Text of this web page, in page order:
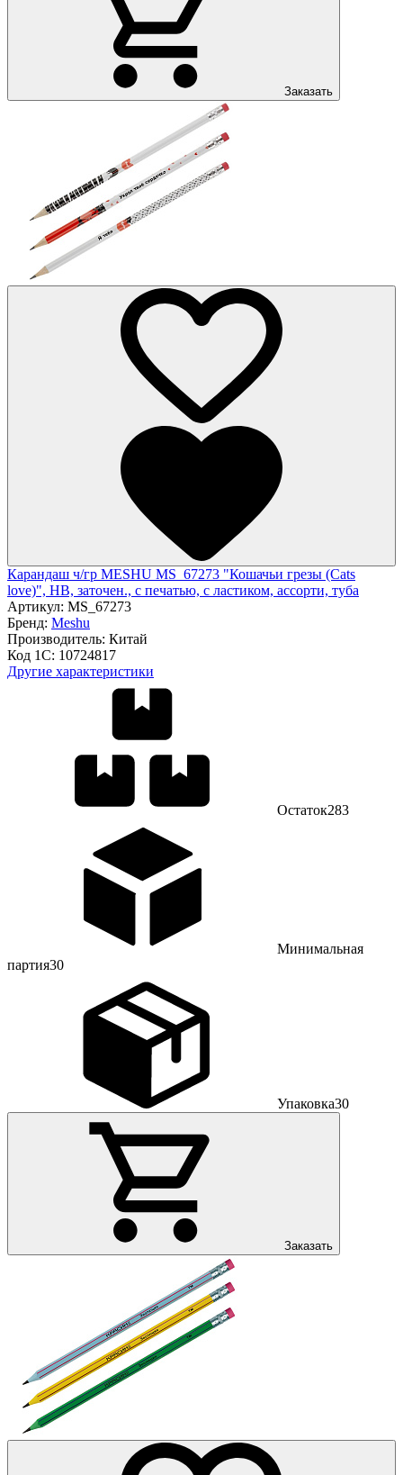
Заказать
Карандаш ч/гр MESHU MS_67273 "Кошачьи грезы (Cats
love)", HB, заточен., с печатью, с ластиком, ассорти, туба
Артикул: MS_67273
Бренд: Meshu
Производитель: Китай
Код 1С: 10724817
Другие характеристики
Остаток283
Минимальная
партия30
Упаковка30
Заказать